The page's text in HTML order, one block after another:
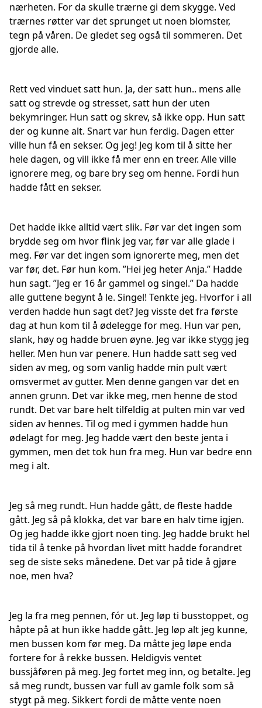
nærheten. For da skulle trærne gi dem skygge. Ved
trærnes røtter var det sprunget ut noen blomster,
tegn på våren. De gledet seg også til sommeren. Det
gjorde alle.
Rett ved vinduet satt hun. Ja, der satt hun.. mens alle
satt og strevde og stresset, satt hun der uten
bekymringer. Hun satt og skrev, så ikke opp. Hun satt
der og kunne alt. Snart var hun ferdig. Dagen etter
ville hun få en sekser. Og jeg! Jeg kom til å sitte her
hele dagen, og vill ikke få mer enn en treer. Alle ville
ignorere meg, og bare bry seg om henne. Fordi hun
hadde fått en sekser.
Det hadde ikke alltid vært slik. Før var det ingen som
brydde seg om hvor flink jeg var, før var alle glade i
meg. Før var det ingen som ignorerte meg, men det
var før, det. Før hun kom. ”Hei jeg heter Anja.” Hadde
hun sagt. ”Jeg er 16 år gammel og singel.” Da hadde
alle guttene begynt å le. Singel! Tenkte jeg. Hvorfor i all
verden hadde hun sagt det? Jeg visste det fra første
dag at hun kom til å ødelegge for meg. Hun var pen,
slank, høy og hadde bruen øyne. Jeg var ikke stygg jeg
heller. Men hun var penere. Hun hadde satt seg ved
siden av meg, og som vanlig hadde min pult vært
omsvermet av gutter. Men denne gangen var det en
annen grunn. Det var ikke meg, men henne de stod
rundt. Det var bare helt tilfeldig at pulten min var ved
siden av hennes. Til og med i gymmen hadde hun
ødelagt for meg. Jeg hadde vært den beste jenta i
gymmen, men det tok hun fra meg. Hun var bedre enn
meg i alt.
Jeg så meg rundt. Hun hadde gått, de fleste hadde
gått. Jeg så på klokka, det var bare en halv time igjen.
Og jeg hadde ikke gjort noen ting. Jeg hadde brukt hel
tida til å tenke på hvordan livet mitt hadde forandret
seg de siste seks månedene. Det var på tide å gjøre
noe, men hva?
Jeg la fra meg pennen, fór ut. Jeg løp ti busstoppet, og
håpte på at hun ikke hadde gått. Jeg løp alt jeg kunne,
men bussen kom før meg. Da måtte jeg løpe enda
fortere for å rekke bussen. Heldigvis ventet
bussjåføren på meg. Jeg fortet meg inn, og betalte. Jeg
så meg rundt, bussen var full av gamle folk som så
stygt på meg. Sikkert fordi de måtte vente noen